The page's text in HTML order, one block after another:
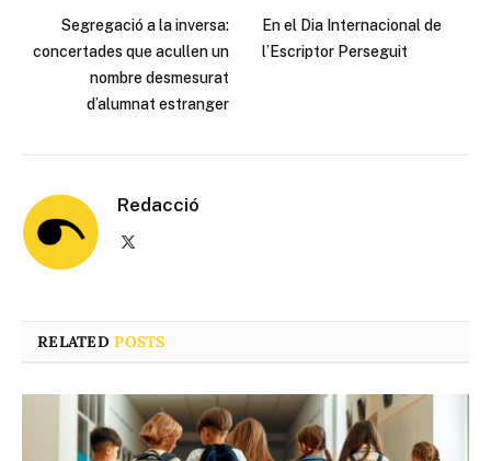
Segregació a la inversa:
concertades que acullen un
nombre desmesurat
d’alumnat estranger
En el Dia Internacional de
l’Escriptor Perseguit
Redacció
RELATEDPOSTS